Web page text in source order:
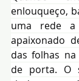
enlouqueço,
uma rede a
apaixonado
das folhas
de porta. O